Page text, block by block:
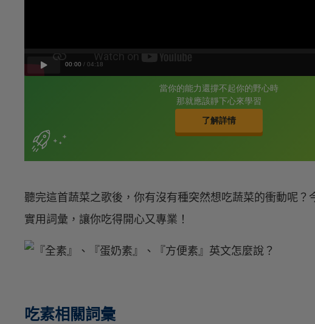
聽完這首蔬菜之歌後，你有沒有種突然想吃蔬菜的衝動呢？
實用詞彙，讓你吃得開心又專業！
吃素相關詞彙